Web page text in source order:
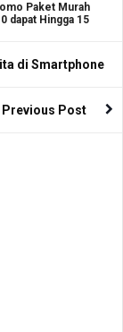
Paket Murah
dapat Hingga 15
di Smartphone
Previous Post